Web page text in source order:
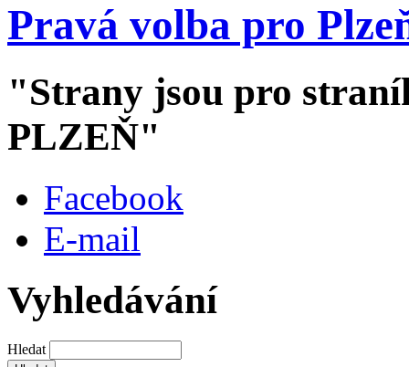
Pravá volba pro
"Strany jsou pro
PLZEŇ"
Facebook
E-mail
Vyhledávání
Hledat